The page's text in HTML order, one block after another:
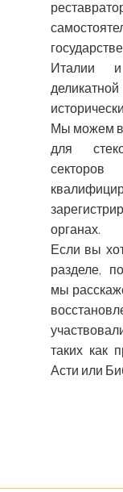
Италии
Мы можем
для
органах.
Если вы
разделе,
мы
таких как
Асти или